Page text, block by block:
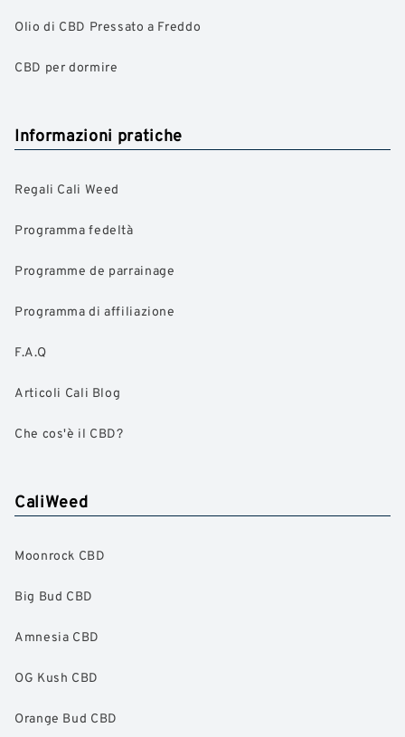
Olio di CBD Pressato a Freddo
CBD per dormire
Informazioni pratiche
Regali Cali Weed
Programma fedeltà
Programme de parrainage
Programma di affiliazione
F.A.Q
Articoli Cali Blog
Che cos'è il CBD?
CaliWeed
Moonrock CBD
Big Bud CBD
Amnesia CBD
OG Kush CBD
Orange Bud CBD